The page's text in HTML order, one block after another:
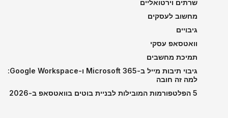
שרתים וירטואליים
מחשוב לעסקים
גיבויים
וואטסאפ עסקי
תמיכת מחשבים
גיבוי תיבות מייל ב-Microsoft 365 ו-Google Workspace:
למה זה חובה
5 הפלטפורמות המובילות לבניית בוטים בוואטסאפ ב-2026